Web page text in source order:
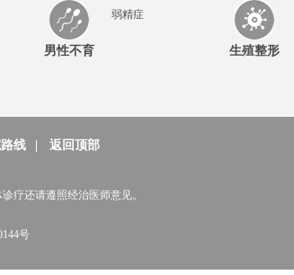
男性不育
弱精症
生殖整形
线 返回顶部
疗还请遵照经治医师意见。
号